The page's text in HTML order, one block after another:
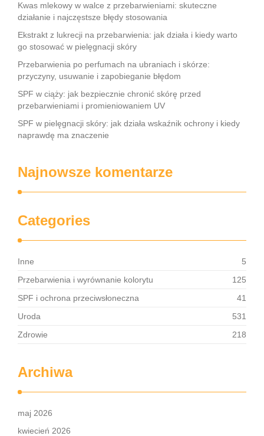
Kwas mlekowy w walce z przebarwieniami: skuteczne
działanie i najczęstsze błędy stosowania
Ekstrakt z lukrecji na przebarwienia: jak działa i kiedy warto
go stosować w pielęgnacji skóry
Przebarwienia po perfumach na ubraniach i skórze:
przyczyny, usuwanie i zapobieganie błędom
SPF w ciąży: jak bezpiecznie chronić skórę przed
przebarwieniami i promieniowaniem UV
SPF w pielęgnacji skóry: jak działa wskaźnik ochrony i kiedy
naprawdę ma znaczenie
Najnowsze komentarze
Categories
Inne
5
Przebarwienia i wyrównanie kolorytu
125
SPF i ochrona przeciwsłoneczna
41
Uroda
531
Zdrowie
218
Archiwa
maj 2026
kwiecień 2026